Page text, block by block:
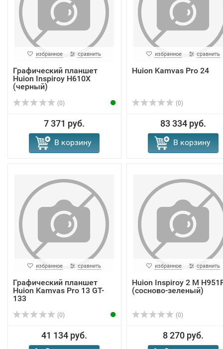
избранное сравнить
Графический планшет
Huion Inspiroy H610X
(черный)
(0)
7 371 руб.
В корзину
избранное сравнить
Huion Kamvas Pro 24
(0)
83 334 руб.
В корзину
избранное сравнить
Графический планшет
Huion Kamvas Pro 13 GT-
133
(0)
41 134 руб.
избранное сравнить
Huion Inspiroy 2 M
(сосново-зеленый)
(0)
8 270 руб.